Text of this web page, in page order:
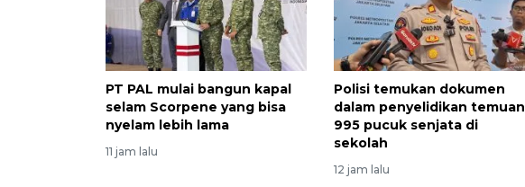
PT PAL mulai bangun kapal
selam Scorpene yang bisa
nyelam lebih lama
11 jam lalu
Polisi temukan dokumen
dalam penyelidikan temuan
995 pucuk senjata di
sekolah
12 jam lalu